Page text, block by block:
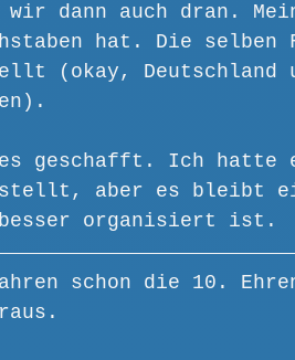
wir dann auch dran.
hat. Die selben
(okay, Deutschland
es geschafft. Ich hatte
aber es bleibt
besser organisiert ist.
schon die 10.